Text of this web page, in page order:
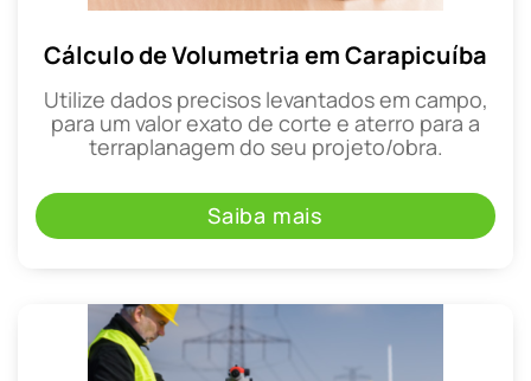
Cálculo de Volumetria em Carapicuíba
Utilize dados precisos levantados em campo,
para um valor exato de corte e aterro para a
terraplanagem do seu projeto/obra.
Saiba mais